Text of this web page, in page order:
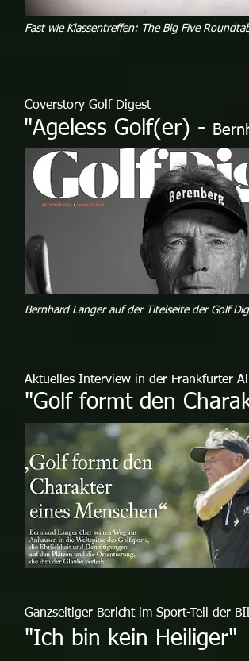
Fast wie Klassentreffen: The Big Five
Coverstory Golf Digest
"Ageless Golf(er) -
Bernhard Langer auf der Titelseite der Golf
Aktuelles Interview in der Frankfurter
"Golf formt den
Ganzseitiger Bericht im Sport-Teil der
"Ich bin kein Heiliger"